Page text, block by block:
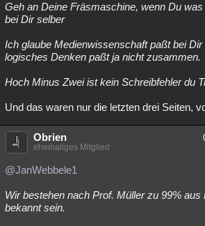
Geh an Deine Fräsmaschine, wenn Du
bei Dir selber
Ich glaube Medienwissenschaft paßt bei
logisches Denken paßt ja nicht zusammen.
Hoch Minus Zwei ist kein Schreibfehler du
Und das waren nur die letzten drei Seiten,
Obrien
ehemaliges Mitglied
@JanWebbele1
Wir bestehen nach Prof. Müller zu 99% aus
bekannt sein.